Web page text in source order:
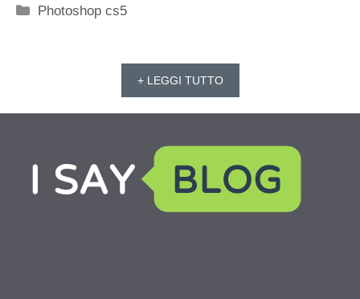
Categorie
Photoshop cs5
+ LEGGI TUTTO